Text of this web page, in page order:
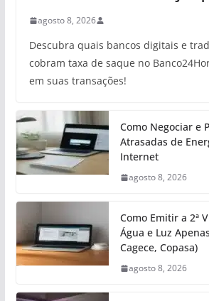
agosto 8, 2026
Descubra quais bancos digitais e
cobram taxa de saque no
em suas transações!
Como Negociar e
Atrasadas de
Internet
agosto 8, 2026
Como Emitir a 2ª
Água e Luz
Cagece, Copasa)
agosto 8, 2026